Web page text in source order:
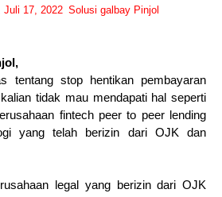
Juli 17, 2022 Solusi galbay Pinjol
tentang stop hentikan pembayaran
tidak mau mendapati hal seperti
fintech peer to peer lending
yang telah berizin dari OJK dan
legal yang berizin dari OJK